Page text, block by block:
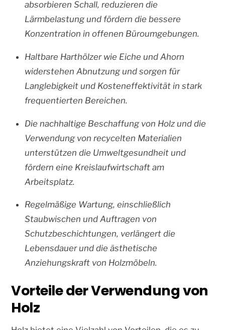
absorbieren Schall, reduzieren die
Lärmbelastung und fördern die bessere
Konzentration in offenen Büroumgebungen.
Haltbare Harthölzer wie Eiche und Ahorn
widerstehen Abnutzung und sorgen für
Langlebigkeit und Kosteneffektivität in stark
frequentierten Bereichen.
Die nachhaltige Beschaffung von Holz und die
Verwendung von recycelten Materialien
unterstützen die Umweltgesundheit und
fördern eine Kreislaufwirtschaft am
Arbeitsplatz.
Regelmäßige Wartung, einschließlich
Staubwischen und Auftragen von
Schutzbeschichtungen, verlängert die
Lebensdauer und die ästhetische
Anziehungskraft von Holzmöbeln.
Vorteile der Verwendung von
Holz